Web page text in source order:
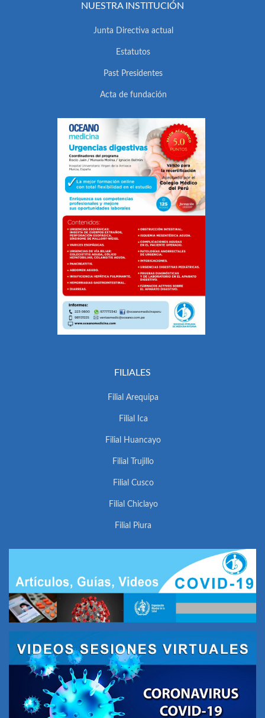
NUESTRA INSTITUCIÓN
Junta Directiva actual
Estatutos
Past Presidentes
Acta de fundación
FILIALES
Filial Arequipa
Filial Ica
Filial Huancayo
Filial Trujillo
Filial Cusco
Filial Chiclayo
Filial Piura